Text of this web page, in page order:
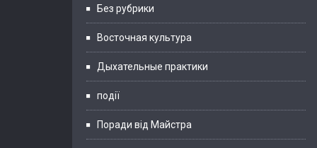
Без рубрики
Восточная культура
Дыхательные практики
події
Поради від Майстра